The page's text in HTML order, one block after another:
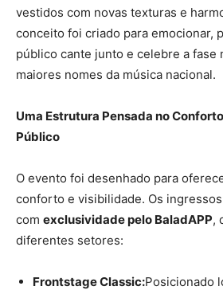
vestidos com novas texturas e
conceito foi criado para emocionar,
público cante junto e celebre a fase
maiores nomes da música nacional.
Uma Estrutura Pensada no
Público
O evento foi desenhado para
conforto e visibilidade. Os
com exclusividade pelo BaladAPP,
diferentes setores:
Frontstage Classic:Posicionado